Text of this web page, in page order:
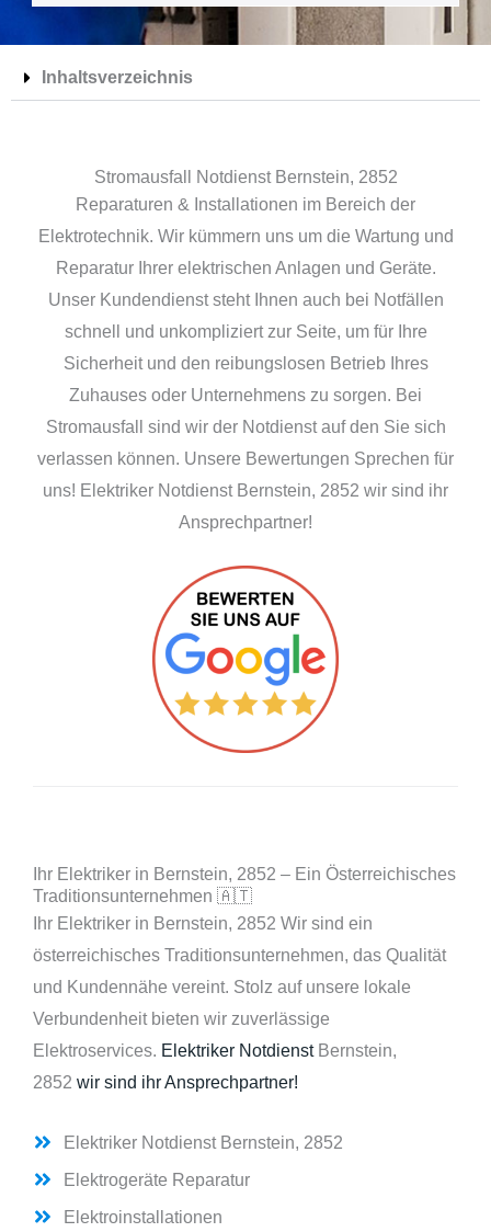
i
c
Inhaltsverzeichnis
Stromausfall Notdienst Bernstein, 2852
Reparaturen & Installationen im Bereich der
Elektrotechnik. Wir kümmern uns um die Wartung und
Reparatur Ihrer elektrischen Anlagen und Geräte.
Unser Kundendienst steht Ihnen auch bei Notfällen
schnell und unkompliziert zur Seite, um für Ihre
Sicherheit und den reibungslosen Betrieb Ihres
Zuhauses oder Unternehmens zu sorgen. Bei
Stromausfall sind wir der Notdienst auf den Sie sich
verlassen können. Unsere Bewertungen Sprechen für
uns! Elektriker Notdienst Bernstein, 2852 wir sind ihr
Ansprechpartner!
Ihr Elektriker in Bernstein, 2852 – Ein Österreichisches
Traditionsunternehmen 🇦🇹
Ihr Elektriker in Bernstein, 2852 Wir sind ein
österreichisches Traditionsunternehmen, das Qualität
und Kundennähe vereint. Stolz auf unsere lokale
Verbundenheit bieten wir zuverlässige
Elektroservices. Elektriker Notdienst Bernstein,
2852 wir sind ihr Ansprechpartner!
Elektriker Notdienst Bernstein, 2852
Elektrogeräte Reparatur
Elektroinstallationen